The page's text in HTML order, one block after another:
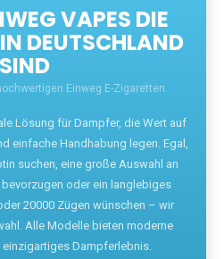
VAPES DIE
DEUTSCHLAND
SIND
Einweg E-Zigaretten.
Lösung für Dampfer, die Wert auf
einfache Handhabung legen. Egal,
suchen, eine große Auswahl an
oder ein langlebiges
20000 Zügen wünschen – wir
Alle Modelle bieten moderne
einzigartiges Dampferlebnis.